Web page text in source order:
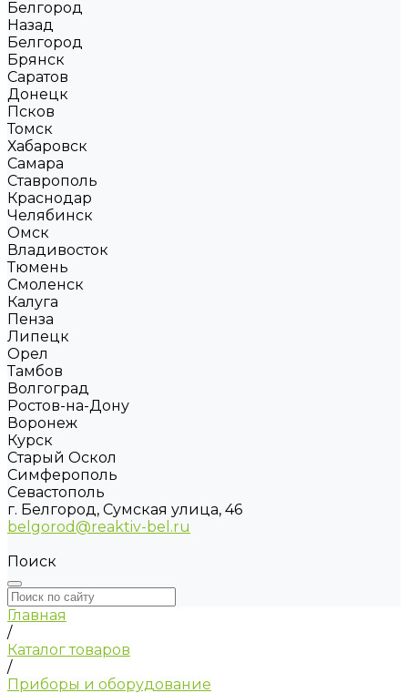
Белгород
Назад
Белгород
Брянск
Саратов
Донецк
Псков
Томск
Хабаровск
Самара
Ставрополь
Краснодар
Челябинск
Омск
Владивосток
Тюмень
Смоленск
Калуга
Пенза
Липецк
Орел
Тамбов
Волгоград
Ростов-на-Дону
Воронеж
Курск
Старый Оскол
Симферополь
Севастополь
г. Белгород, Сумская улица, 46
belgorod@reaktiv-bel.ru
Поиск
Главная
/
Каталог товаров
/
Приборы и оборудование